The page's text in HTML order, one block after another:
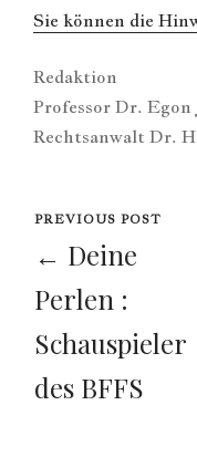
Sie können die
Redaktion
Professor Dr.
Rechtsanwalt Dr.
PREVIOUS POST
← Deine
Perlen :
Schauspieler
des BFFS